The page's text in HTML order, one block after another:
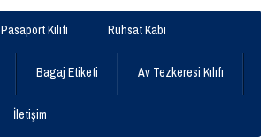
Pasaport Kılıfı Ruhsat Kabı
Bagaj Etiketi Av Tezkeresi Kılıfı
İletişim